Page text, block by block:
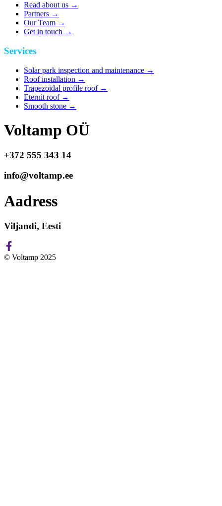
Read about us →
Partners →
Our Team →
Get in touch →
Services
Solar park inspection and maintenance →
Roof installation →
Trapezoidal profile roof →
Eternit roof →
Smooth stone →
Voltamp OÜ
+372 555 343 14
info@voltamp.ee
Aadress
Viljandi, Eesti
© Voltamp 2025